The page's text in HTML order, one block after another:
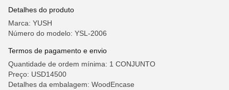
Detalhes do produto
Marca: YUSH
Número do modelo: YSL-2006
Termos de pagamento e envio
Quantidade de ordem mínima: 1 CONJUNTO
Preço: USD14500
Detalhes da embalagem: WoodEncase